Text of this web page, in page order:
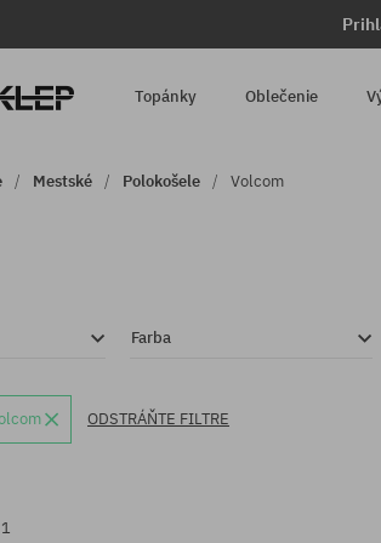
Topánky Oblečenie
Mestské Polokošele Volcom
Farba
ODSTRÁŇTE FILTRE